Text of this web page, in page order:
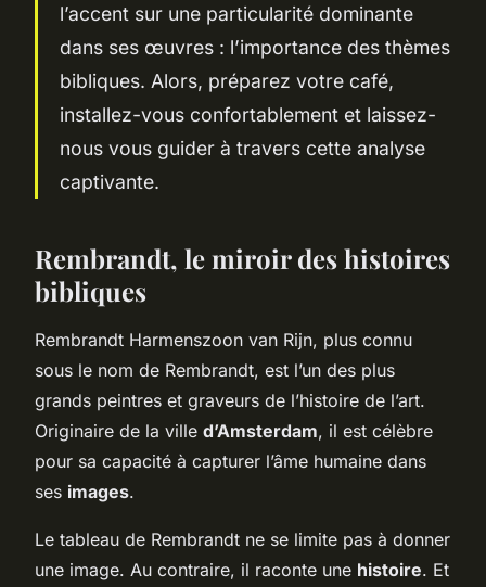
l’accent sur une particularité dominante
dans ses œuvres : l’importance des thèmes
bibliques. Alors, préparez votre café,
installez-vous confortablement et laissez-
nous vous guider à travers cette analyse
captivante.
Rembrandt, le miroir des histoires
bibliques
Rembrandt Harmenszoon van Rijn, plus connu
sous le nom de Rembrandt, est l’un des plus
grands peintres et graveurs de l’histoire de l’art.
Originaire de la ville d’Amsterdam, il est célèbre
pour sa capacité à capturer l’âme humaine dans
ses images.
Le tableau de Rembrandt ne se limite pas à donner
une image. Au contraire, il raconte une histoire. Et